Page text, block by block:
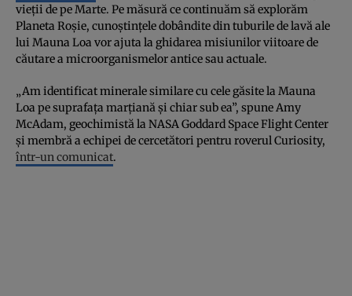
vieții de pe Marte. Pe măsură ce continuăm să explorăm
Planeta Roșie, cunoștințele dobândite din tuburile de lavă ale
lui Mauna Loa vor ajuta la ghidarea misiunilor viitoare de
căutare a microorganismelor antice sau actuale.
„Am identificat minerale similare cu cele găsite la Mauna
Loa pe suprafața marțiană și chiar sub ea”, spune Amy
McAdam, geochimistă la NASA Goddard Space Flight Center
și membră a echipei de cercetători pentru roverul Curiosity,
într-un comunicat.